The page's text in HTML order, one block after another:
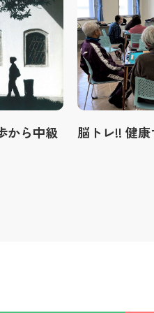
から中級 脳トレ!! 健